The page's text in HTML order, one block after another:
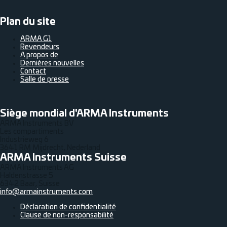
Plan du site
ARMA G1
Revendeurs
A propos de
Dernières nouvelles
Contact
Salle de presse
Siège mondial d'ARMA Instruments
ARMA Instruments Suisse
info@armainstruments.com
Déclaration de confidentialité
Clause de non-responsabilité